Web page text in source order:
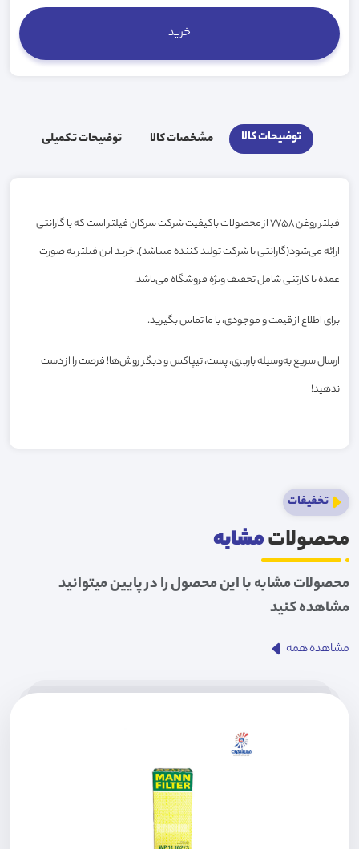
توضیحات کالا مشخصات کالا توضیحات تکمیلی
فیلتر روغن 7758 از محصولات باکیفیت شرکت سرکان فیلتر است که با گارانتی
ارائه می‌شود(گارانتی با شرکت تولید کننده میباشد). خرید این فیلتر به صورت
عمده یا کارتنی شامل تخفیف ویژه فروشگاه می‌باشد.
برای اطلاع از قیمت و موجودی، با ما تماس بگیرید.
ارسال سریع به‌وسیله باربری، پست، تیپاکس و دیگر روش‌ها! فرصت را از دست
ندهید!
تخفیفات
محصولاتمشابه
محصولات مشابه با این محصول را در پایین میتوانید
مشاهده کنید
مشاهده همه